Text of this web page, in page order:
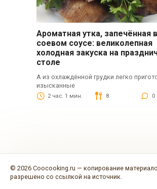
Ароматная утка, запечённая
соевом соусе: великолепная
холодная закуска на
столе
А из охлаждённой грудки легко
изысканные
2 час. 1 мин. 8 0
© 2026 Coocooking.ru — копирование
разрешено со ссылкой на источник.